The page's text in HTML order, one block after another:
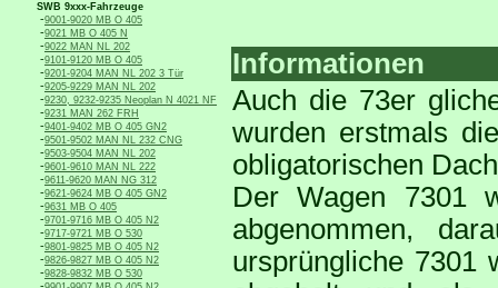
SWB 9xxx-Fahrzeuge
-9001-9020 MB O 405
-9021 MB O 405 N
-9022 MAN NL 202
-9101-9120 MB O 405
-9201-9204 MAN NL 202 3 Tür
-9205-9229 MAN NL 202
-9230, 9232-9235 Neoplan N 4021 NF
-9231 MAN 262 FRH
-9401-9402 MB O 405 GN2
-9501-9502 MAN NL 232 CNG
-9503-9504 MAN NL 202
-9601-9610 MAN NL 222
-9611-9620 MAN NG 312
-9621-9624 MB O 405 GN2
-9631 MB O 405
-9701-9716 MB O 405 N2
-9717-9721 MB O 530
-9801-9825 MB O 405 N2
-9826-9827 MB O 405 N2
-9828-9832 MB O 530
Informationen
Auch die 73er
wurden erstmals
obligatorischen
Der Wagen 7301
abgenommen,
ursprüngliche 7301